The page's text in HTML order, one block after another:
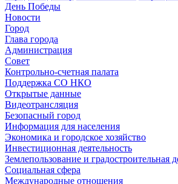
День Победы
Новости
Город
Глава города
Администрация
Совет
Контрольно-счетная палата
Поддержка СО НКО
Открытые данные
Видеотрансляция
Безопасный город
Информация для населения
Экономика и городское хозяйство
Инвестиционная деятельность
Землепользование и градостроительная
Социальная сфера
Международные отношения